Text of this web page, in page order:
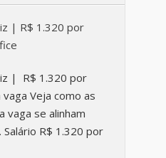
| R$ 1.320 por
| R$ 1.320 por
Veja como as
vaga se alinham
R$ 1.320 por